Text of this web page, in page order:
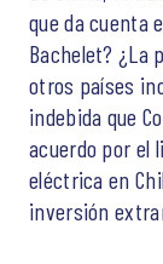
que da cuenta
Bachelet? ¿La
otros países
indebida que
acuerdo por el
eléctrica en
inversión